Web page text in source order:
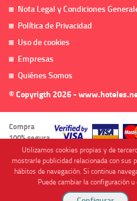
Nota Legal y Condiciones
Política de Privacidad
Uso de cookies
Empresas
Quiénes Somos
© Copyrigth 2026 -
Compra
100% segura
Cofinanciado por
Utilizamos cookies propias y de
mostrarle publicidad relacionada con sus
hábitos de navegación. Si continua
Puede cambiar la configuración